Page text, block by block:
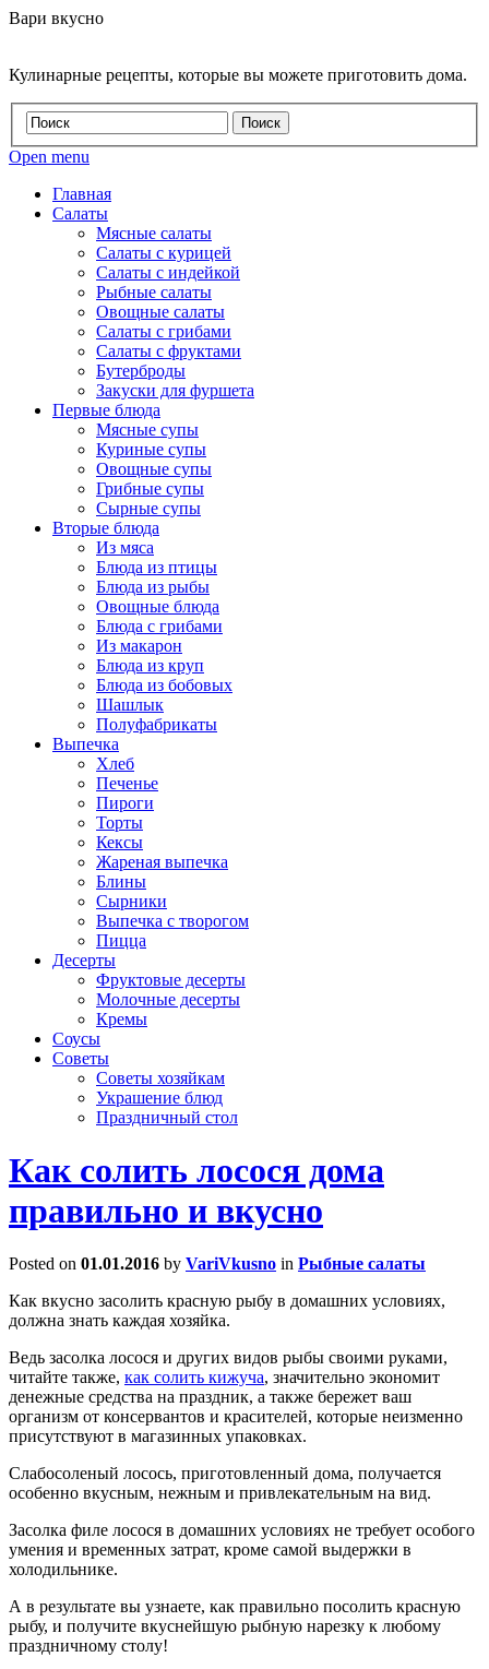
Вари вкусно
Кулинарные рецепты, которые вы можете приготовить дома.
Open menu
Главная
Салаты
Мясные салаты
Салаты с курицей
Салаты с индейкой
Рыбные салаты
Овощные салаты
Салаты с грибами
Салаты с фруктами
Бутерброды
Закуски для фуршета
Первые блюда
Мясные супы
Куриные супы
Овощные супы
Грибные супы
Сырные супы
Вторые блюда
Из мяса
Блюда из птицы
Блюда из рыбы
Овощные блюда
Блюда с грибами
Из макарон
Блюда из круп
Блюда из бобовых
Шашлык
Полуфабрикаты
Выпечка
Хлеб
Печенье
Пироги
Торты
Кексы
Жареная выпечка
Блины
Сырники
Выпечка с творогом
Пицца
Десерты
Фруктовые десерты
Молочные десерты
Кремы
Соусы
Советы
Советы хозяйкам
Украшение блюд
Праздничный стол
Как солить лосося дома
правильно и вкусно
Posted on 01.01.2016 by VariVkusno in Рыбные салаты
Как вкусно засолить красную рыбу в домашних условиях,
должна знать каждая хозяйка.
Ведь засолка лосося и других видов рыбы своими руками,
читайте также, как солить кижуча, значительно экономит
денежные средства на праздник, а также бережет ваш
организм от консервантов и красителей, которые неизменно
присутствуют в магазинных упаковках.
Слабосоленый лосось, приготовленный дома, получается
особенно вкусным, нежным и привлекательным на вид.
Засолка филе лосося в домашних условиях не требует особого
умения и временных затрат, кроме самой выдержки в
холодильнике.
А в результате вы узнаете, как правильно посолить красную
рыбу, и получите вкуснейшую рыбную нарезку к любому
праздничному столу!